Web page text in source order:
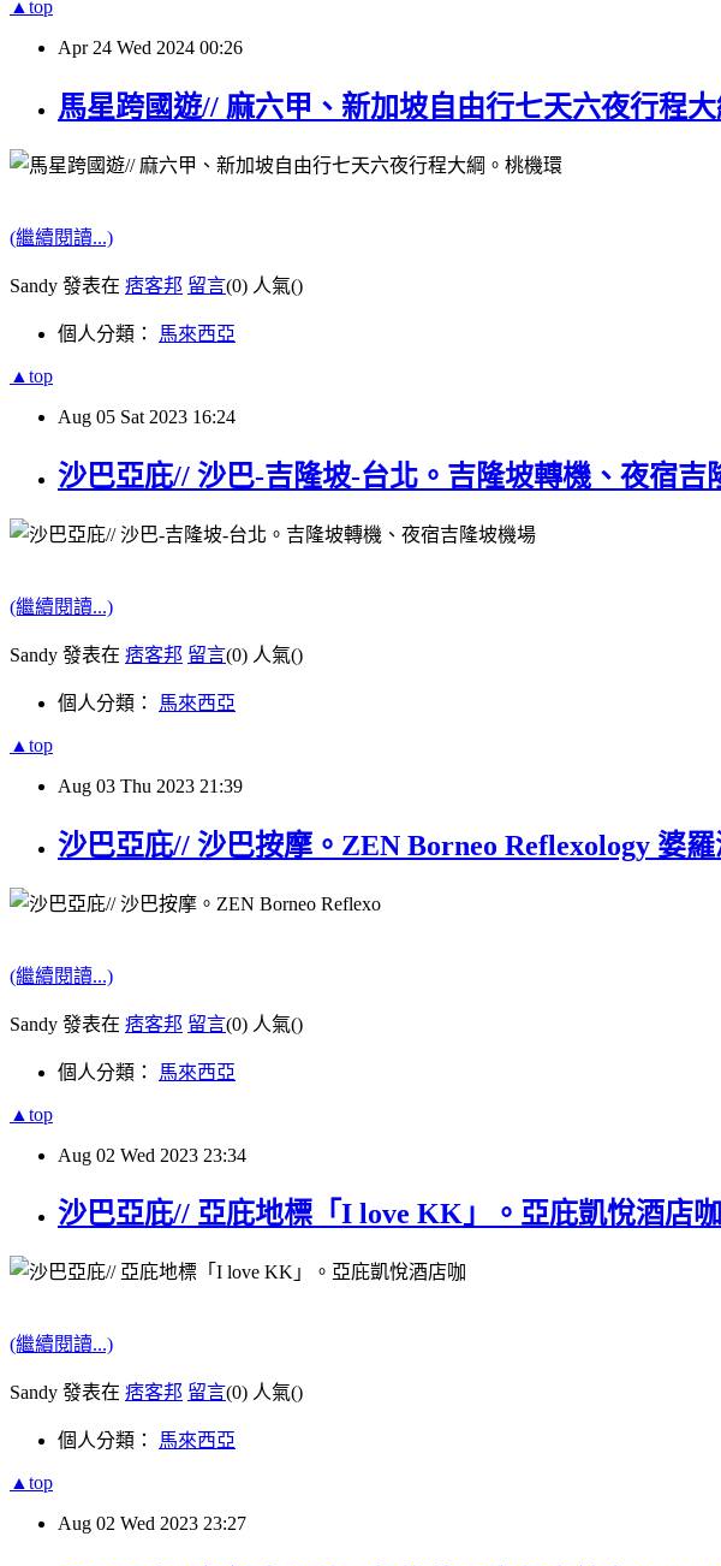
▲top
Apr 24 Wed 2024 00:26
馬星跨國遊// 麻六甲、新加坡自由行七天六夜行程
(繼續閱讀...)
Sandy 發表在 痞客邦 留言(0) 人氣()
個人分類： 馬來西亞
▲top
Aug 05 Sat 2023 16:24
沙巴亞庇// 沙巴-吉隆坡-台北。吉隆坡轉機、夜宿
(繼續閱讀...)
Sandy 發表在 痞客邦 留言(0) 人氣()
個人分類： 馬來西亞
▲top
Aug 03 Thu 2023 21:39
沙巴亞庇// 沙巴按摩。ZEN Borneo Reflexology 婆
(繼續閱讀...)
Sandy 發表在 痞客邦 留言(0) 人氣()
個人分類： 馬來西亞
▲top
Aug 02 Wed 2023 23:34
沙巴亞庇// 亞庇地標「I love KK」。亞庇凱悅酒店
(繼續閱讀...)
Sandy 發表在 痞客邦 留言(0) 人氣()
個人分類： 馬來西亞
▲top
Aug 02 Wed 2023 23:27